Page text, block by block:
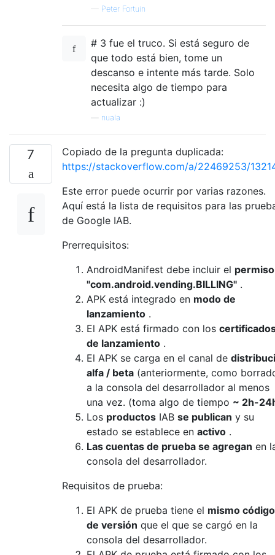
— Peter Fortuin
# 3 fue el truco. Si está seguro de
que todo está bien, tome un
descanso e intente más tarde. Solo
necesita algo de tiempo para
actualizar :)
nuala
7
Copiado de la pregunta duplicada:
https://stackoverflow.com/a/22469253/
Este error puede ocurrir por varias razones.
Aquí está la lista de requisitos para las
de Google IAB.
Prerrequisitos:
AndroidManifest debe incluir el permiso
"com.android.vending.BILLING" .
APK está integrado en modo de
lanzamiento .
El APK está firmado con los
de lanzamiento .
El APK se carga en el canal de
alfa / beta (anteriormente, como
a la consola del desarrollador al menos
una vez. (toma algo de tiempo ~ 2h-
Los productos IAB se publican y su
estado se establece en activo .
Las cuentas de prueba se agregan en
consola del desarrollador.
Requisitos de prueba:
El APK de prueba tiene el mismo código
de versión que el que se cargó en la
consola del desarrollador.